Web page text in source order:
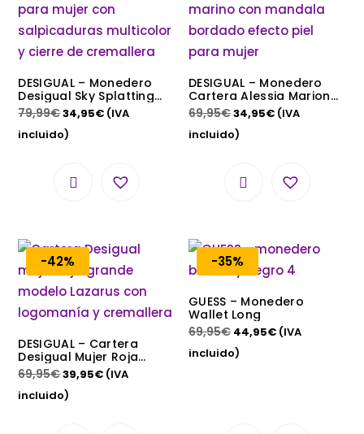
DESIGUAL – Monedero
Desigual Sky Splatting
Negro Mujer Zip Cartera
Larga 20WAYP44
79,99€34,95€ (IVA
incluido)
DESIGUAL – Monedero
Cartera Alessia Mariona
Azul Marino Mandala
Mujer
69,95€34,95€ (IVA
incluido)
-42%
DESIGUAL – Cartera
Desigual Mujer Roja
Grande Lazarus | ¡Precio
de Outlet!
69,95€39,95€ (IVA
incluido)
-35%
GUESS – Monedero
Wallet Long
69,95€ 44,95€ (IVA
incluido)